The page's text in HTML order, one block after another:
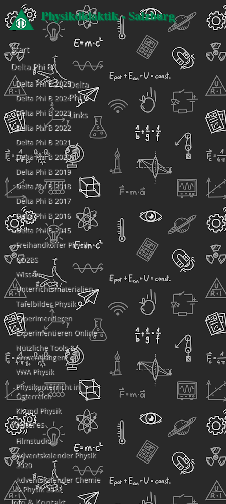
Physikdidaktik - Salzburg
Start
Delta Phi B
Delta Phi B 2025
Delta Phi B 2024
Delta Phi B 2023
Delta Phi B 2022
Delta Phi B 2021
Delta Phi B 2020
Delta Phi B 2019
Delta Phi B 2018
Delta Phi B 2017
Delta Phi B 2016
Delta Phi B 2015
Delta
Phi C
Freihandkoffer Physik
CO2BS
Links
Wissen
Unterrichtsmaterialien
Tafelbilder Physik
Experimentieren
Experimentieren Online
Nützliche Tools &
Anwendungen
VWA Physik
Physikunterricht in
Österreich
KI und Physik
Weiteres
Filmstudio
Adventskalender Physik
2020
Adventskalender Chemie
& Physik 2022